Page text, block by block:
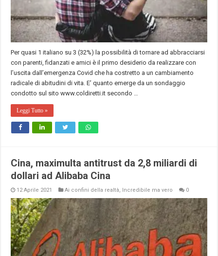
Per quasi 1 italiano su 3 (32%) la possibilità di tornare ad abbracciarsi
con parenti, fidanzati e amici è il primo desiderio da realizzare con
l’uscita dall’emergenza Covid che ha costretto a un cambiamento
radicale di abitudini di vita. E’ quanto emerge da un sondaggio
condotto sul sito www.coldiretti.it secondo …
Leggi Tutto »
Cina, maximulta antitrust da 2,8 miliardi di
dollari ad Alibaba Cina
12 Aprile 2021 Ai confini della realtà, Incredibile ma vero 0